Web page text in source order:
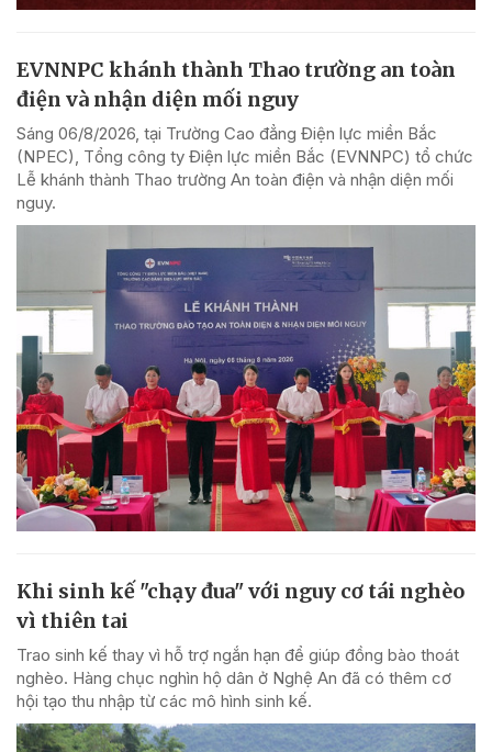
EVNNPC khánh thành Thao trường an toàn
điện và nhận diện mối nguy
Sáng 06/8/2026, tại Trường Cao đẳng Điện lực miền Bắc
(NPEC), Tổng công ty Điện lực miền Bắc (EVNNPC) tổ chức
Lễ khánh thành Thao trường An toàn điện và nhận diện mối
nguy.
Khi sinh kế "chạy đua" với nguy cơ tái nghèo
vì thiên tai
Trao sinh kế thay vì hỗ trợ ngắn hạn để giúp đồng bào thoát
nghèo. Hàng chục nghìn hộ dân ở Nghệ An đã có thêm cơ
hội tạo thu nhập từ các mô hình sinh kế.